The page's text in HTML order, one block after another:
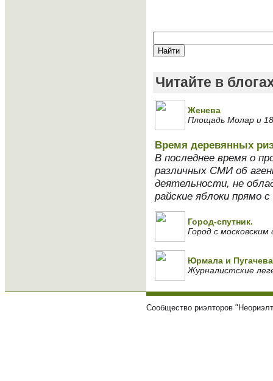
Читайте в
Женева
Площадь Молар и
Время деревянных
В последнее время о
различных СМИ об
деятельности, не
райские яблоки прямо
Город-спутник.
Город с
Юрмала и Пугачева
Журналистские
Сообщество риэлторов